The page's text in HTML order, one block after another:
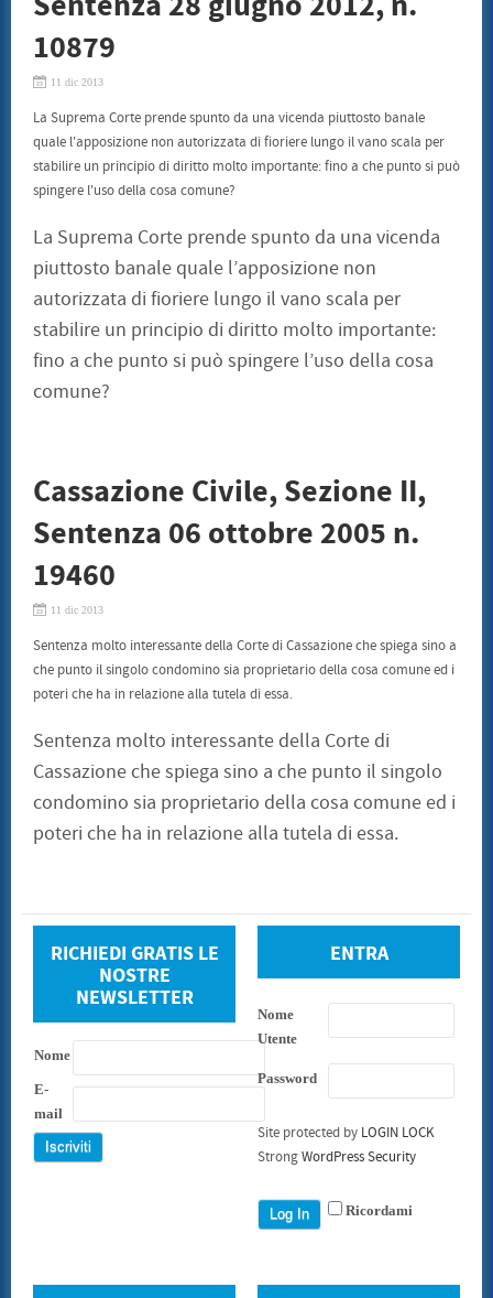
SENTENZE
BENI CULTURALI
ARTISTI
TRADIZIONI GASTRONOMICHE
CONVENZIONI
STAMPE LITOGRAFIE E SERIGRAFIE
ARCHITETTI
FINANZIAMENTI
EVENTI
CONTATTI
10879
11 dic 2013
La Suprema Corte prende spunto da una vicenda piuttosto banale
quale l'apposizione non autorizzata di fioriere lungo il vano scala per
stabilire un principio di diritto molto importante: fino a che punto si può
spingere l'uso della cosa comune?
La Suprema Corte prende spunto da una vicenda
piuttosto banale quale l’apposizione non
autorizzata di fioriere lungo il vano scala per
stabilire un principio di diritto molto importante:
fino a che punto si può spingere l’uso della cosa
comune?
Cassazione Civile, Sezione II,
Sentenza 06 ottobre 2005 n.
19460
11 dic 2013
Sentenza molto interessante della Corte di Cassazione che spiega sino a
che punto il singolo condomino sia proprietario della cosa comune ed i
poteri che ha in relazione alla tutela di essa.
Sentenza molto interessante della Corte di
Cassazione che spiega sino a che punto il singolo
condomino sia proprietario della cosa comune ed i
poteri che ha in relazione alla tutela di essa.
RICHIEDI GRATIS LE
NOSTRE
NEWSLETTER
Nome
E-
mail
ENTRA
Nome
Utente
Password
Site protected by LOGIN LOCK
StrongWordPress Security
Ricordami